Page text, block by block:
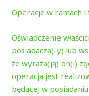
Operacje w ramach
Oświadczenie
posiadacza(-y) lub
że wyraża(ją) on(i)
operacja jest
będącej w